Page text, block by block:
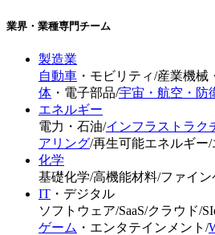
業界・業種専門チーム
製造業
自動車 ・ モビリティ/産業機械
体 ・ 電子部品/宇宙・航空・防
エネルギー
電力・石油/インフラストラク
アリング/再生可能エネルギー/
化学
基礎化学/高機能材料/ファイン
IT ・デジタル
ソフトウェア/SaaS/クラウド/
ゲーム ・ エンタテインメント /